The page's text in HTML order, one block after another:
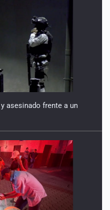
asesinado frente a un